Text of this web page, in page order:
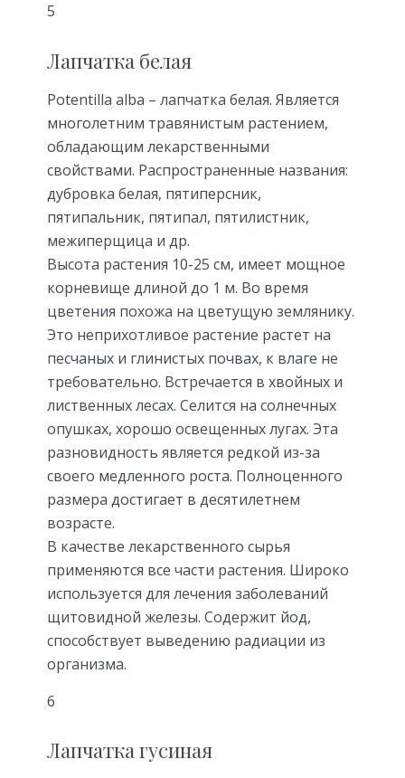
5
Лапчатка белая
Potentilla alba – лапчатка белая. Является
многолетним травянистым растением,
обладающим лекарственными
свойствами. Распространенные названия:
дубровка белая, пятиперсник,
пятипальник, пятипал, пятилистник,
межиперщица и др.
Высота растения 10-25 см, имеет мощное
корневище длиной до 1 м. Во время
цветения похожа на цветущую землянику.
Это неприхотливое растение растет на
песчаных и глинистых почвах, к влаге не
требовательно. Встречается в хвойных и
лиственных лесах. Селится на солнечных
опушках, хорошо освещенных лугах. Эта
разновидность является редкой из-за
своего медленного роста. Полноценного
размера достигает в десятилетнем
возрасте.
В качестве лекарственного сырья
применяются все части растения. Широко
используется для лечения заболеваний
щитовидной железы. Содержит йод,
способствует выведению радиации из
организма.
6
Лапчатка гусиная